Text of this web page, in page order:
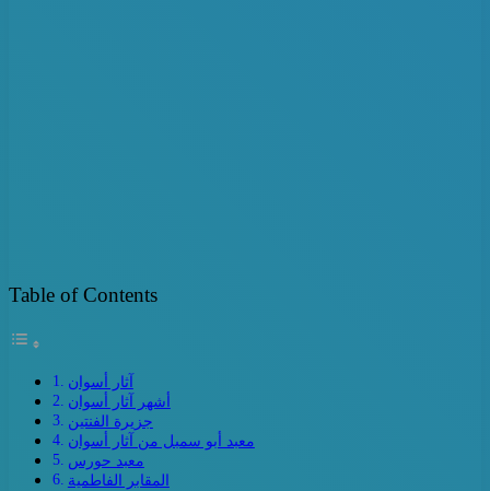
Table of Contents
آثار أسوان
أشهر آثار أسوان
جزيرة الفنتين
معبد أبو سمبل من آثار أسوان
معبد حورس
المقابر الفاطمية